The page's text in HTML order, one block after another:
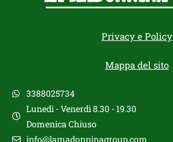
Privacy e Policy
Mappa del sito
3388025734
Lunedì - Venerdì 8.30 - 19.30
Domenica Chiuso
info@lamadonninagroup.com